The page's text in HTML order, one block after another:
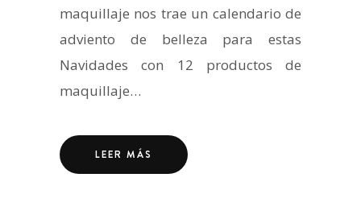
maquillaje nos trae un calendario de
adviento de belleza para estas
Navidades con 12 productos de
maquillaje…
LEER MÁS